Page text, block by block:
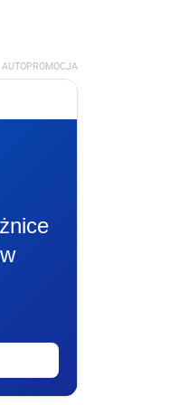
AUTOPROMOCJA